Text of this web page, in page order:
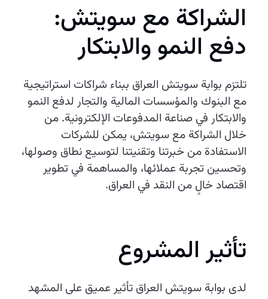
الشراكة مع سويتش:
دفع النمو والابتكار
تلتزم بوابة سويتش العراق ببناء شراكات استراتيجية
مع البنوك والمؤسسات المالية والتجار لدفع النمو
والابتكار في صناعة المدفوعات الإلكترونية. من
خلال الشراكة مع سويتش، يمكن للشركات
الاستفادة من خبرتنا وتقنيتنا لتوسيع نطاق وصولها،
وتحسين تجربة عملائها، والمساهمة في تطوير
اقتصاد خالٍ من النقد في العراق.
تأثير المشروع
لدى بوابة سويتش العراق تأثير عميق على المشهد